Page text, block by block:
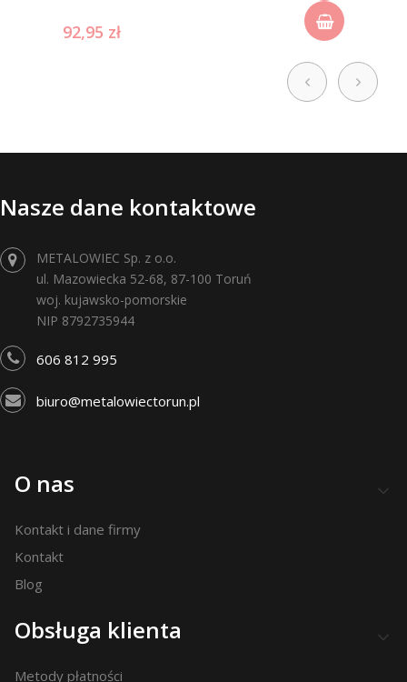
92,95 zł
Nasze dane kontaktowe
606 812 995
biuro@metalowiectorun.pl
METALOWIEC Sp. z o.o.
ul. Mazowiecka 52-68, 87-100 Toruń
woj. kujawsko-pomorskie
NIP 8792735944
Linki w stopce
O nas
Kontakt i dane firmy
Kontakt
Blog
Obsługa klienta
Metody płatności